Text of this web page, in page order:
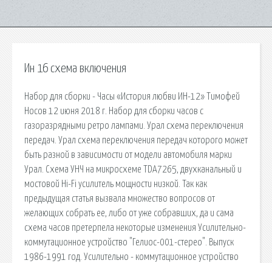
Ин 16 схема включения
Набор для сборки - Часы «История любви ИН-12» Тимофей
Носов 12 июня 2018 г. Набор для сборки часов с
газоразрядными ретро лампами. Урал схема переключения
передач. Урал схема переключения передач которого может
быть разной в зависимости от модели автомобиля марки
Урал. Схема УНЧ на микросхеме TDA7265, двухканальный и
мостовой Hi-Fi усилитель мощности низкой. Так как
предыдущая статья вызвала множество вопросов от
желающих собрать ее, либо от уже собравших, да и сама
схема часов претерпела некоторые изменения Усилительно-
коммутационное устройство "Гелиос-001-стерео". Выпуск
1986-1991 год. Усилительно - коммутационное устройство